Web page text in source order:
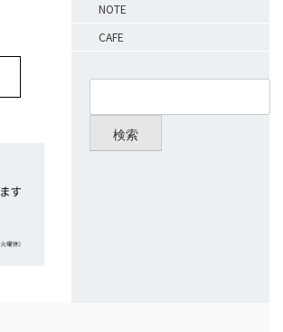
NOTE
CAFE
検索